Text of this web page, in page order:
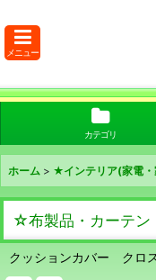
メニュー
カテゴリ
ホーム > ★インテリア(家電・
☆布製品・カーテン
クッションカバー ク